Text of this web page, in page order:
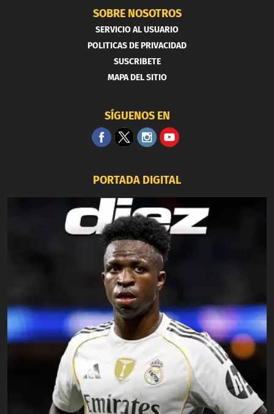
SOBRE NOSOTROS
SERVICIO AL USUARIO
POLITICAS DE PRIVACIDAD
SUSCRIBETE
MAPA DEL SITIO
SÍGUENOS EN
PORTADA DIGITAL